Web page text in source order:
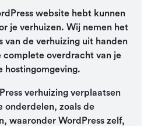
website hebt kunnen
je verhuizen. Wij nemen het
van de verhuizing uit handen
complete overdracht van je
hostingomgeving.
verhuizing verplaatsen
onderdelen, zoals de
waaronder WordPress zelf,